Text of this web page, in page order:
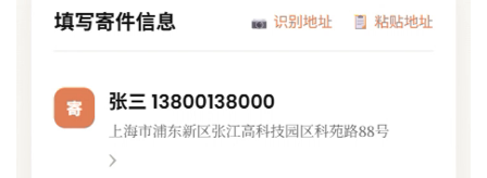
综合官方基准与实测表现，Kimi K2.6 的提升主要体现在长